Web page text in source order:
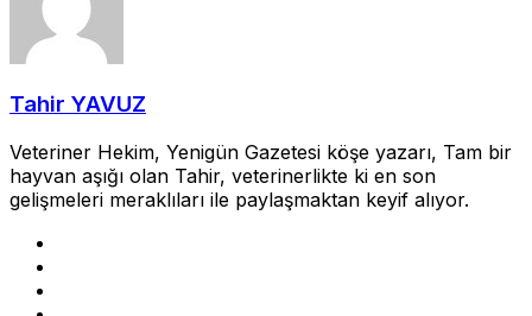
Tahir YAVUZ
Veteriner Hekim, Yenigün Gazetesi köşe yazarı, Tam bir
hayvan aşığı olan Tahir, veterinerlikte ki en son
gelişmeleri meraklıları ile paylaşmaktan keyif alıyor.